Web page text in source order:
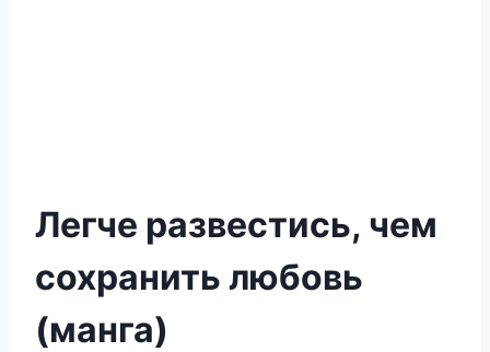
Легче развестись, чем
сохранить любовь
(манга)